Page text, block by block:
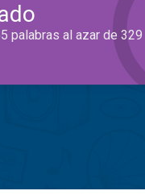
palabras al azar de 329